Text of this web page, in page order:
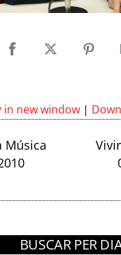
in new window |
Música
BUSCAR PER